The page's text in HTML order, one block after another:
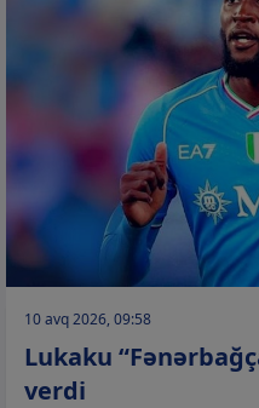
10 avq 2026, 09:58
Lukaku
verdi